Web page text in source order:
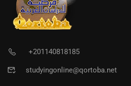
+201140818185
studyingonline@qortoba.net